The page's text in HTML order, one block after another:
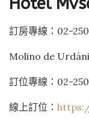
訂房專線：02-
Molino de
訂位專線：02-
線上訂位：